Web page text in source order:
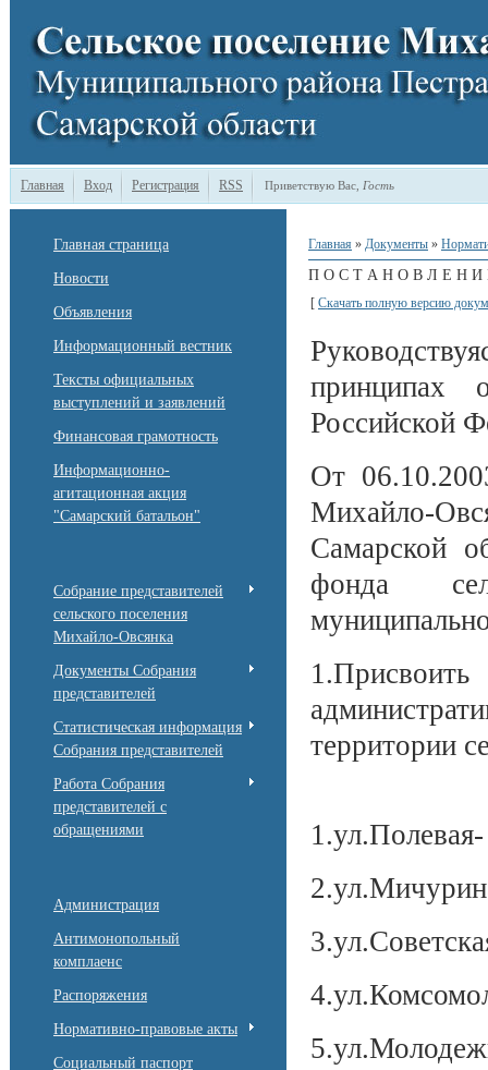
Главная Вход Регистрация RSS Приветствую Вас Гость
Главная страница
Новости
Объявления
Информационный вестник
Тексты официальных
выступлений и заявлений
Финансовая грамотность
Информационно-
агитационная акция
"Самарский батальон"
Собрание представителей
сельского поселения
Михайло-Овсянка
Документы Собрания
представителей
Статистическая информация
Собрания представителей
Работа Собрания
представителей с
обращениями
Администрация
Антимонопольный
комплаенс
Распоряжения
Нормативно-правовые акты
Социальный паспорт
Главная » Документы »
П О С Т А Н О В Л Е Н И
[ Скачать полную версию
принципах
Российской
От
Михайло-
Самарской
фонда
территории